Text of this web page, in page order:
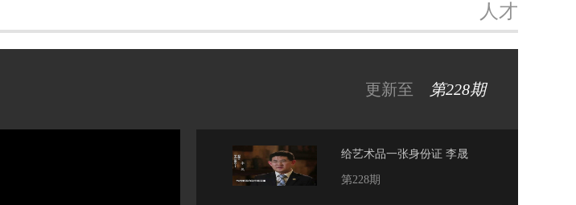
人才
更新至 第228期
给艺术品一张身份证 李晟
第228期